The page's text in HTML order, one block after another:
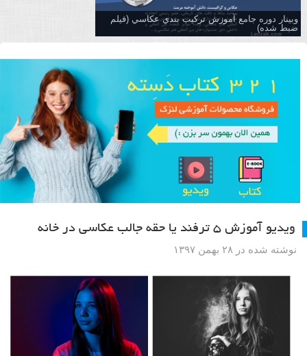
وبینار دوره جامع آموزش تركيب بندي عكاسي (فیلم
ضبط شده)
ویدیو آموزش ۵ ترفند یا حقه جالب عکاسی در خانه
نوشته شده در ۲۸ بهمن ۱۳۹۷